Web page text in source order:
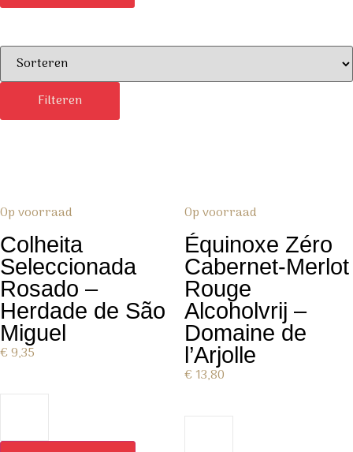
Filteren
Op voorraad
Colheita
Seleccionada
Rosado –
Herdade de São
Miguel
€9,35
Op voorraad
Équinoxe Zéro
Cabernet-Merlot
Rouge
Alcoholvrij –
Domaine de
l’Arjolle
€13,80